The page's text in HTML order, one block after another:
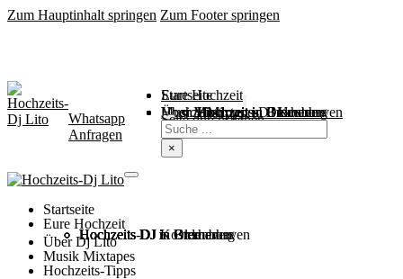
Zum Hauptinhalt springen Zum Footer springen
Startseite
Eure Hochzeit
Hochzeit in Bremen
Hochzeit in Bremerhaven
Hochzeit in Cuxhaven
Hochzeit in Oldenburg
Hochzeits-DJ Kosten
Über Mich
Music / Mixtapes
Hochzeitstipps
Seite durchsuchen
Suchen
×
Whatsapp
Anfragen
Startseite
Eure Hochzeit
Hochzeits DJ in Bremen
Hochzeits DJ in Bremerhaven
Hochzeits DJ in Cuxhaven
Hochzeits DJ in Oldenburg
Hochzeits-DJ Kosten
Über Dj Lito
Musik Mixtapes
Hochzeits-Tipps